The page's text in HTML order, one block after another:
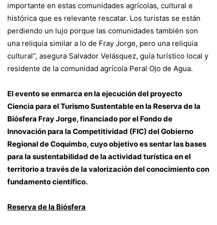
importante en estas comunidades agrícolas, cultural e
histórica que es relevante rescatar. Los turistas se están
perdiendo un lujo porque las comunidades también son
una reliquia similar a lo de Fray Jorge, pero una reliquia
cultural”, asegura Salvador Velásquez, guía turístico local y
residente de la comunidad agrícola Peral Ojo de Agua.
El evento se enmarca en la ejecución del proyecto
Ciencia para el Turismo Sustentable en la Reserva de la
Biósfera Fray Jorge, financiado por el Fondo de
Innovación para la Competitividad (FIC) del Gobierno
Regional de Coquimbo, cuyo objetivo es sentar las bases
para la sustentabilidad de la actividad turística en el
territorio a través de la valorización del conocimiento con
fundamento científico.
Reserva de la Biósfera